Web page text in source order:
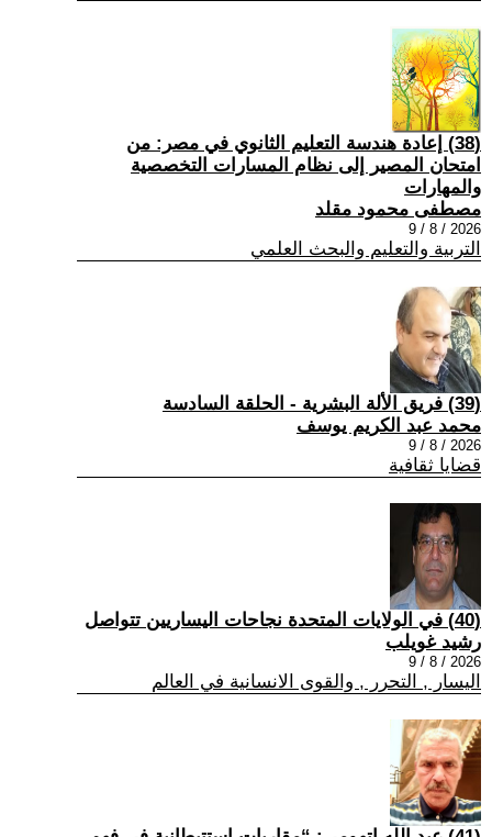
(38) إعادة هندسة التعليم الثانوي في مصر: من
امتحان المصير إلى نظام المسارات التخصصية
والمهارات
مصطفى محمود مقلد
2026 / 8 / 9
التربية والتعليم والبحث العلمي
(39) فريق الألة البشرية - الحلقة السادسة
محمد عبد الكريم يوسف
2026 / 8 / 9
قضايا ثقافية
(40) في الولايات المتحدة نجاحات اليساريين تتواصل
رشيد غويلب
2026 / 8 / 9
اليسار , التحرر , والقوى الانسانية في العالم